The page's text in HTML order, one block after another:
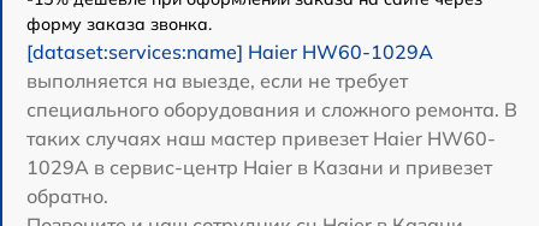
форму заказа звонка.
[dataset:services:name] Haier HW60-1029A
выполняется на выезде, если не требует
специального оборудования и сложного ремонта. В
таких случаях наш мастер привезет Haier HW60-
1029A в сервис-центр Haier в Казани и привезет
обратно.